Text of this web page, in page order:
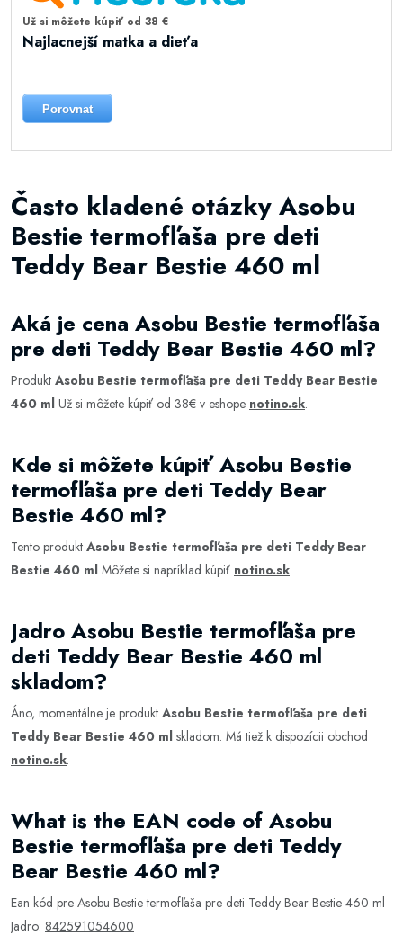
Už si môžete kúpiť od 38 €
Najlacnejší matka a dieťa
Porovnat
Často kladené otázky Asobu
Bestie termofľaša pre deti
Teddy Bear Bestie 460 ml
Aká je cena Asobu Bestie termofľaša
pre deti Teddy Bear Bestie 460 ml?
Produkt Asobu Bestie termofľaša pre deti Teddy Bear Bestie
460 ml Už si môžete kúpiť od 38€ v eshope notino.sk.
Kde si môžete kúpiť Asobu Bestie
termofľaša pre deti Teddy Bear
Bestie 460 ml?
Tento produkt Asobu Bestie termofľaša pre deti Teddy Bear
Bestie 460 ml Môžete si napríklad kúpiť notino.sk.
Jadro Asobu Bestie termofľaša pre
deti Teddy Bear Bestie 460 ml
skladom?
Áno, momentálne je produkt Asobu Bestie termofľaša pre deti
Teddy Bear Bestie 460 ml skladom. Má tiež k dispozícii obchod
notino.sk.
What is the EAN code of Asobu
Bestie termofľaša pre deti Teddy
Bear Bestie 460 ml?
Ean kód pre Asobu Bestie termofľaša pre deti Teddy Bear Bestie 460 ml
Jadro: 842591054600